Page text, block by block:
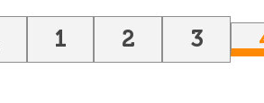
1 2 3